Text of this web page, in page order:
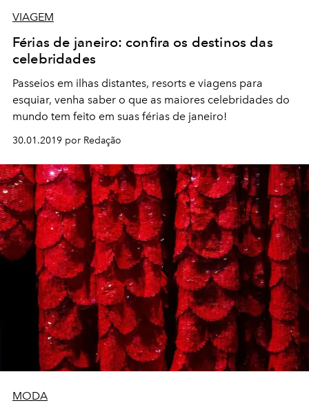
VIAGEM
Férias de janeiro: confira os destinos das
celebridades
Passeios em ilhas distantes, resorts e viagens para
esquiar, venha saber o que as maiores celebridades do
mundo tem feito em suas férias de janeiro!
30.01.2019 por Redação
MODA